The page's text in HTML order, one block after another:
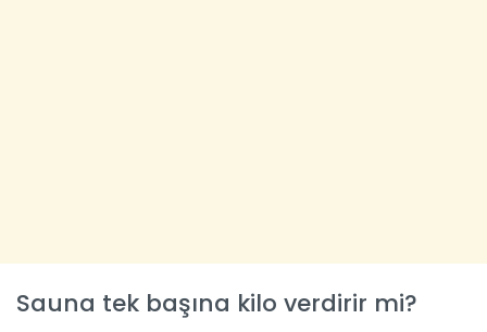
Sauna tek başına kilo verdirir mi?